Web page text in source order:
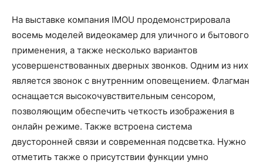
На выставке компания IMOU продемонстрировала
восемь моделей видеокамер для уличного и бытового
применения, а также несколько вариантов
усовершенствованных дверных звонков. Одним из них
является звонок с внутренним оповещением. Флагман
оснащается высокочувствительным сенсором,
позволяющим обеспечить четкость изображения в
онлайн режиме. Также встроена система
двусторонней связи и современная подсветка. Нужно
отметить также о присутствии функции умно